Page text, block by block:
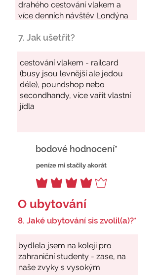
7. Jak ušetřit?
bodové hodnocení*
peníze mi stačily akorát
O ubytování
8. Jaké ubytování sis zvolil(a)?*